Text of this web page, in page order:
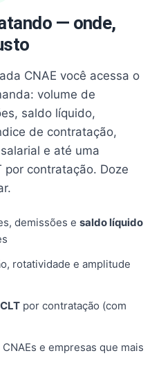
— onde,
CNAE você acessa o
volume de
saldo líquido,
de contratação,
e até uma
por contratação. Doze
demissões e saldo líquido
rotatividade e amplitude
por contratação (com
e empresas que mais